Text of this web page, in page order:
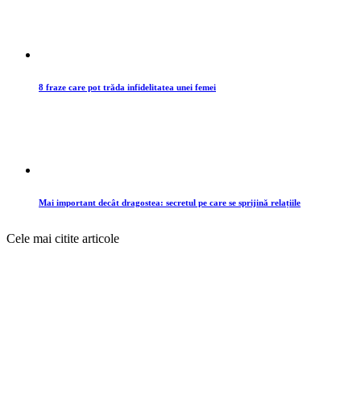
8 fraze care pot trăda infidelitatea unei femei
Mai important decât dragostea: secretul pe care se sprijină relațiile
Cele mai citite articole